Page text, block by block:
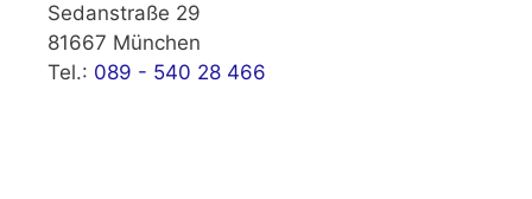
Sedanstraße 29
81667 München
Tel.: 089 - 540 28 466